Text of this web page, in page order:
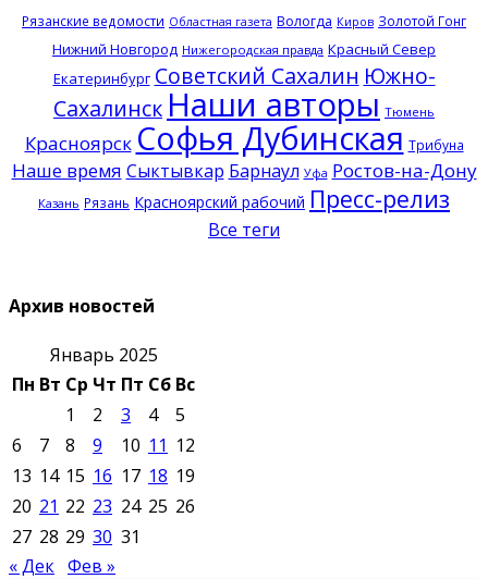
Рязанские ведомости Областная газета Вологда Киров Золотой Гонг
Нижний Новгород Нижегородская правда Красный Север
Екатеринбург Советский Сахалин Южно-
Сахалинск Наши авторы Тюмень
Красноярск Софья Дубинская Трибуна
Наше время Сыктывкар Барнаул Уфа Ростов-на-Дону
Казань Рязань Красноярский рабочий Пресс-релиз
Все теги
Архив новостей
Январь 2025
Пн Вт Ср Чт Пт Сб Вс
1
2 3 4
5
6
7 8 9 10 11 12
13 14 15 16 17 18 19
20 21 22 23 24 25 26
27 28 29 30 31
« Дек Фев »